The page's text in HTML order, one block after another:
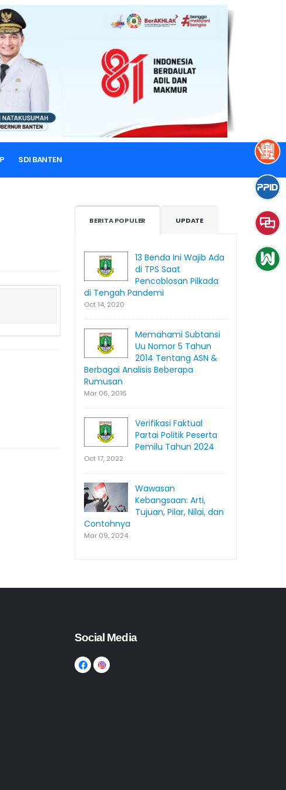
SDI BANTEN
BERITA POPULER UPDATE
13 Benda Ini Wajib Ada
di TPS Saat
Pencoblosan Pilkada
di Tengah Pandemi
Oct 14, 2020
Memahami Subtansi
Uu Nomor 5 Tahun
2014 Tentang ASN &
Berbagai Analisis Beberapa
Rumusan
Mar 06, 2016
Verifikasi Faktual
Partai Politik Peserta
Pemilu Tahun 2024
Oct 17, 2022
Wawasan
Kebangsaan: Arti,
Tujuan, Pilar, Nilai, dan
Contohnya
Mar 09, 2024
Social Media